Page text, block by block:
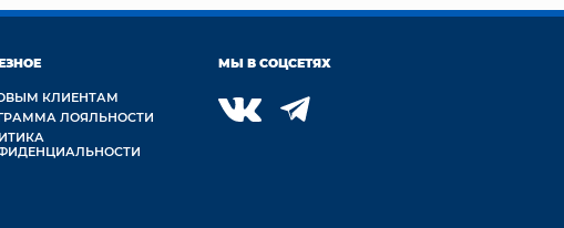
КЛИЕНТАМ
ЛОЯЛЬНОСТИ
МЫ В СОЦСЕТЯХ